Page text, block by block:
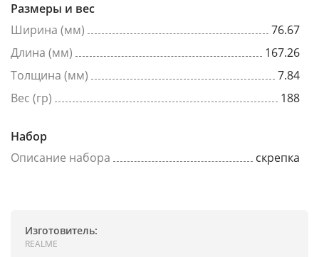
Размеры и вес
Ширина (мм)
76.67
Длина (мм)
167.26
Толщина (мм)
7.84
Вес (гр)
188
Набор
Описание набора
скрепка
Изготовитель:
REALME